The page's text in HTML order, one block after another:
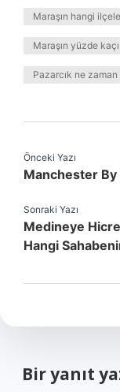
Maraşın hangi
Maraşın yüzde
Pazarcık ne
Önceki Yazı
Manchester By
Sonraki Yazı
Medineye
Hangi
Bir yanıt